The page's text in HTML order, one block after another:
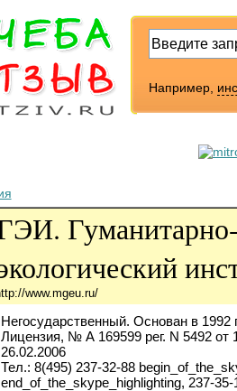
Например,
www.mgeu.ru/
Негосударственный. Основан в 1992
Лицензия, № А 169599 рег. N 5492 от
26.02.2006
Тел.: 8(495) 237-32-88
end_of_the_skype_highlighting, 237-35-